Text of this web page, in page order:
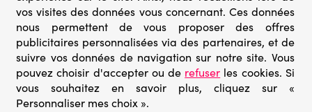
› Marques
› Derniers arrivages
› Puzzles mystères
› Prix minis
© Go-puzzle.fr 2026 – Tous droits réservés
vos visites des données vous concernant. Ces données
nous permettent de vous proposer des offres
publicitaires personnalisées via des partenaires, et de
suivre vos données de navigation sur notre site. Vous
pouvez choisir d'accepter ou de refuser les cookies. Si
vous souhaitez en savoir plus, cliquez sur «
Personnaliser mes choix ».